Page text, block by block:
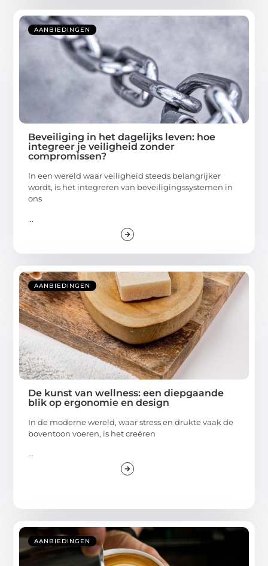
AANBIEDINGEN
Beveiliging in het dagelijks leven: hoe
integreer je veiligheid zonder
compromissen?
In een wereld waar veiligheid steeds belangrijker
wordt, is het integreren van beveiligingssystemen in
ons
...
AANBIEDINGEN
De kunst van wellness: een diepgaande
blik op ergonomie en design
In de moderne wereld, waar stress en drukte vaak de
boventoon voeren, is het creëren
...
AANBIEDINGEN